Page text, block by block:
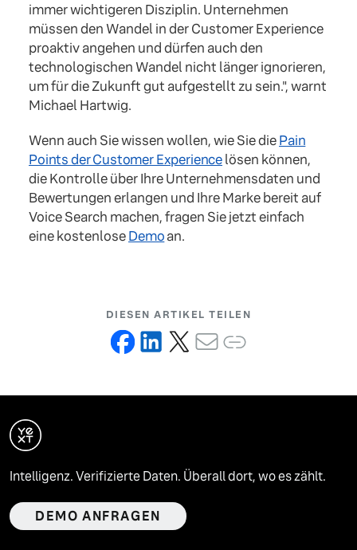
immer wichtigeren Disziplin. Unternehmen
müssen den Wandel in der Customer Experience
proaktiv angehen und dürfen auch den
technologischen Wandel nicht länger ignorieren,
um für die Zukunft gut aufgestellt zu sein.", warnt
Michael Hartwig.
Wenn auch Sie wissen wollen, wie Sie diePain
Points der Customer Experiencelösen können,
die Kontrolle über Ihre Unternehmensdaten und
Bewertungen erlangen und Ihre Marke bereit auf
Voice Search machen, fragen Sie jetzt einfach
eine kostenloseDemoan.
DIESEN ARTIKEL TEILEN
Intelligenz. Verifizierte Daten. Überall dort, wo es zählt.
DEMO ANFRAGEN